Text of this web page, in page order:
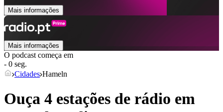
Mais informações
Mais informações
O podcast começa em
- 0 seg.
Cidades Hameln
Ouça 4 estações de rádio em